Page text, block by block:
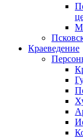
Краеведение